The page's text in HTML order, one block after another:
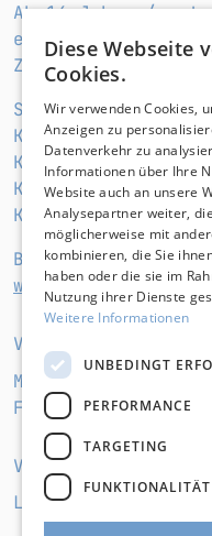
Ab 16 Jahre /
einer
Zutritt unter 6
Schütz euer Gehör!
Keine Reisekosten
Kein Weiterverkauf
Keine Audio/
Keine Taschen/
Bitte am
www.landstreicher-
VERANSTALTUNGSORT
Max-Schmeling-Halle
Falkplatz 1,
VERANSTALTER*IN
Landstreicher
Diese Webseite
Cookies.
Wir verwenden Cookies,
Anzeigen zu
Datenverkehr zu
Informationen über Ihre
Website auch an unsere
Analysepartner weiter,
möglicherweise mit
kombinieren, die Sie
haben oder die sie im
Nutzung ihrer Dienste
Weitere Informationen
UNBEDINGT
PERFORMANCE
TARGETING
FUNKTIONALITÄT